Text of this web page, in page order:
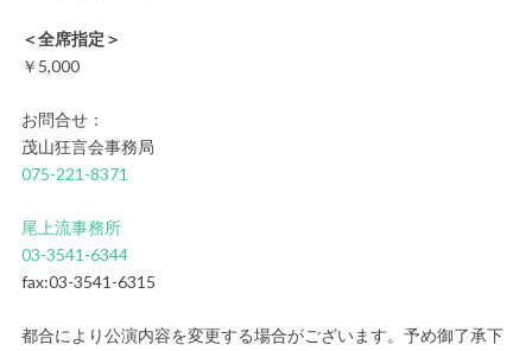
＜全席指定＞
￥5,000
お問合せ：
茂山狂言会事務局
075-221-8371
尾上流事務所
03-3541-6344
fax:03-3541-6315
都合により公演内容を変更する場合がございます。予め御了承下